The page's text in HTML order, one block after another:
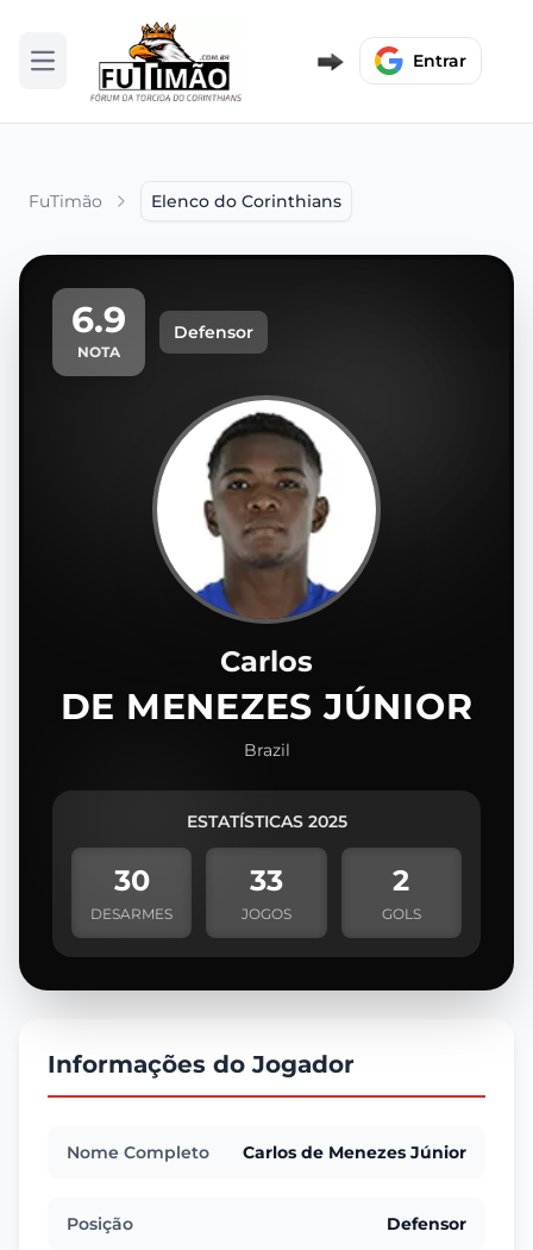
Abrir menu Entrar
FuTimão Elenco do Corinthians
6.9
NOTA
Defensor
Carlos
DE MENEZES JÚNIOR
Brazil
ESTATÍSTICAS 2025
30
DESARMES
33
JOGOS
2
GOLS
Informações do Jogador
Nome Completo Carlos de Menezes Júnior
Posição Defensor